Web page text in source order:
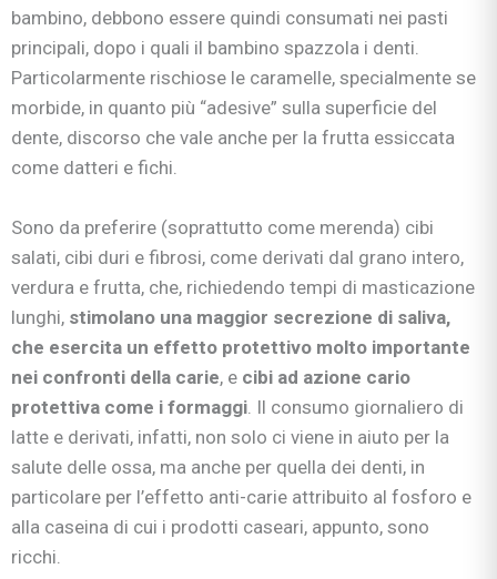
bambino, debbono essere quindi consumati nei pasti
principali, dopo i quali il bambino spazzola i denti.
Particolarmente rischiose le caramelle, specialmente se
morbide, in quanto più “adesive” sulla superficie del
dente, discorso che vale anche per la frutta essiccata
come datteri e fichi.
Sono da preferire (soprattutto come merenda) cibi
salati, cibi duri e fibrosi, come derivati dal grano intero,
verdura e frutta, che, richiedendo tempi di masticazione
lunghi, stimolano una maggior secrezione di saliva,
che esercita un effetto protettivo molto importante
nei confronti della carie, e cibi ad azione cario
protettiva come i formaggi . Il consumo giornaliero di
latte e derivati, infatti, non solo ci viene in aiuto per la
salute delle ossa, ma anche per quella dei denti, in
particolare per l’effetto anti-carie attribuito al fosforo e
alla caseina di cui i prodotti caseari, appunto, sono
ricchi.